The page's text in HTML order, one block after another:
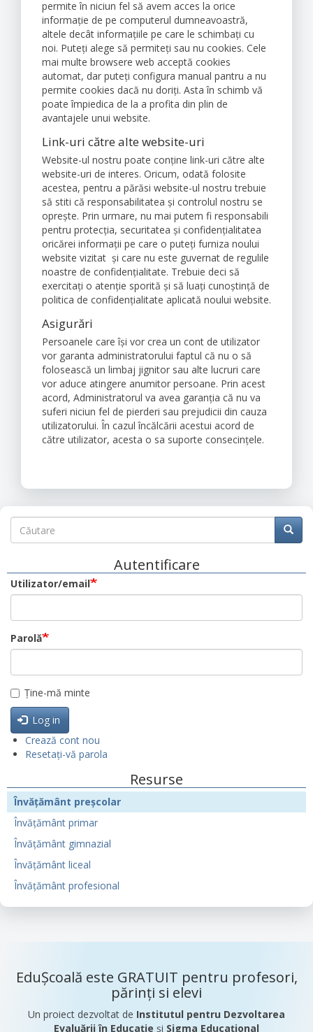
permite în niciun fel să avem acces la orice
informație de pe computerul dumneavoastră,
altele decât informațiile pe care le schimbați cu
noi. Puteți alege să permiteți sau nu cookies. Cele
mai multe browsere web acceptă cookies
automat, dar puteți configura manual pantru a nu
permite cookies dacă nu doriți. Asta în schimb vă
poate împiedica de la a profita din plin de
avantajele unui website.
Link-uri către alte website-uri
Website-ul nostru poate conține link-uri către alte
website-uri de interes. Oricum, odată folosite
acestea, pentru a părăsi website-ul nostru trebuie
să stiti că responsabilitatea și controlul nostru se
oprește. Prin urmare, nu mai putem fi responsabili
pentru protecția, securitatea și confidențialitatea
oricărei informații pe care o puteți furniza noului
website vizitat și care nu este guvernat de regulile
noastre de confidențialitate. Trebuie deci să
exercitați o atenție sporită și să luați cunoștință de
politica de confidențialitate aplicată noului website.
Asigurări
Persoanele care își vor crea un cont de utilizator
vor garanta administratorului faptul că nu o să
folosească un limbaj jignitor sau alte lucruri care
vor aduce atingere anumitor persoane. Prin acest
acord, Administratorul va avea garanția că nu va
suferi niciun fel de pierderi sau prejudicii din cauza
utilizatorului. În cazul încălcării acestui acord de
către utilizator, acesta o sa suporte consecințele.
Căutare
Căutare
Autentificare
Utilizator/email
Parolă
Ține-mă minte
Log in
Crează cont nou
Resetați-vă parola
Resurse
Învățământ preșcolar
Învățământ primar
Învățământ gimnazial
Învățământ liceal
Învățământ profesional
EduȘcoală este GRATUIT pentru profesori,
părinți si elevi
Un proiect dezvoltat de Institutul pentru Dezvoltarea
Evaluării în Educație și Sigma Educațional